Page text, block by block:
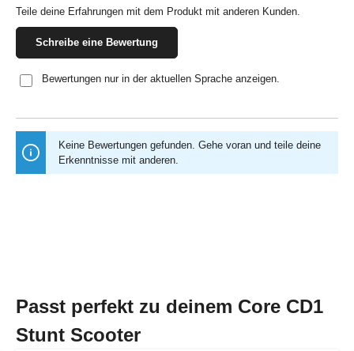
Teile deine Erfahrungen mit dem Produkt mit anderen Kunden.
Schreibe eine Bewertung
Bewertungen nur in der aktuellen Sprache anzeigen.
Keine Bewertungen gefunden. Gehe voran und teile deine
Erkenntnisse mit anderen.
Passt perfekt zu deinem Core CD1
Stunt Scooter